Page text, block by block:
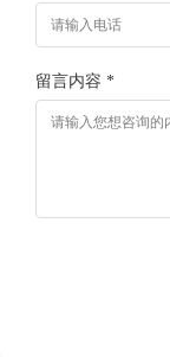
留言内容 *